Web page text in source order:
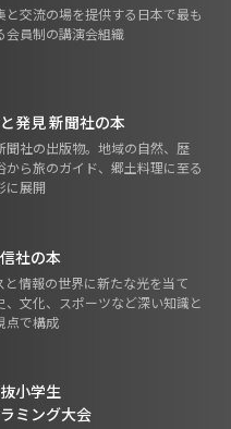
と交流の場を提供する日本で最も
会員制の講演会組織
発見 新聞社の本
聞社の出版物。地域の自然、歴
から旅のガイド、郷土料理に至る
に展開
社の本
と情報の世界に新たな光を当て
、文化、スポーツなど深い知識と
点で構成
小学生
ミング大会